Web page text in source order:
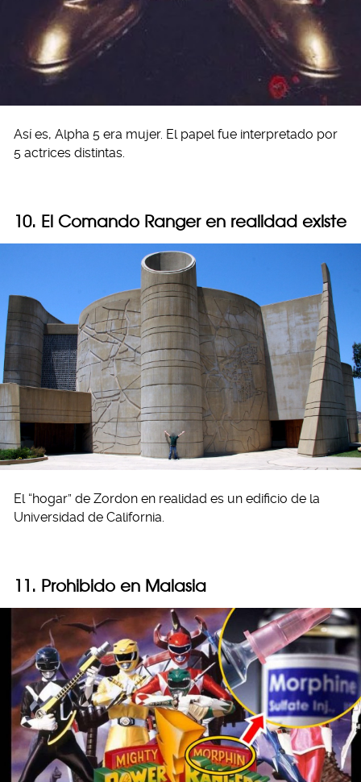
Así es, Alpha 5 era mujer. El papel fue interpretado por
5 actrices distintas.
10. El Comando Ranger en realidad existe
El “hogar” de Zordon en realidad es un edificio de la
Universidad de California.
11. Prohibido en Malasia